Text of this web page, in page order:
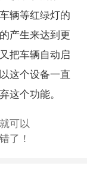
辆等红绿灯的
产生来达到更
把车辆自动启
这个设备一直
这个功能。
可以
了！